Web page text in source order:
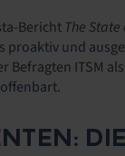
Bericht The State
und
Befragten ITSM